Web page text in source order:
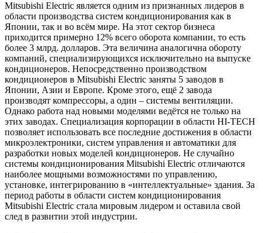
Mitsubishi Electric является одним из признанных лидеров в
области производства систем кондиционирования как в
Японии, так и во всём мире. На этот сектор бизнеса
приходится примерно 12% всего оборота компании, то есть
более 3 млрд. долларов. Эта величина аналогична обороту
компаний, специализирующихся исключительно на выпуске
кондиционеров. Непосредственно производством
кондиционеров в Mitsubishi Electric заняты 5 заводов в
Японии, Азии и Европе. Кроме этого, ещё 2 завода
производят компрессоры, а один – системы вентиляции.
Однако работа над новыми моделями ведётся не только на
этих заводах. Специализация корпорации в области HI-TECH
позволяет использовать все последние достижения в области
микроэлектроники, систем управления и автоматики для
разработки новых моделей кондиционеров. Не случайно
системы кондиционирования Mitsubishi Electric отличаются
наиболее мощными возможностями по управлению,
установке, интегрированию в «интеллектуальные» здания. За
период работы в области систем кондиционирования
Mitsubishi Electric стала мировым лидером и оставила свой
след в развитии этой индустрии.